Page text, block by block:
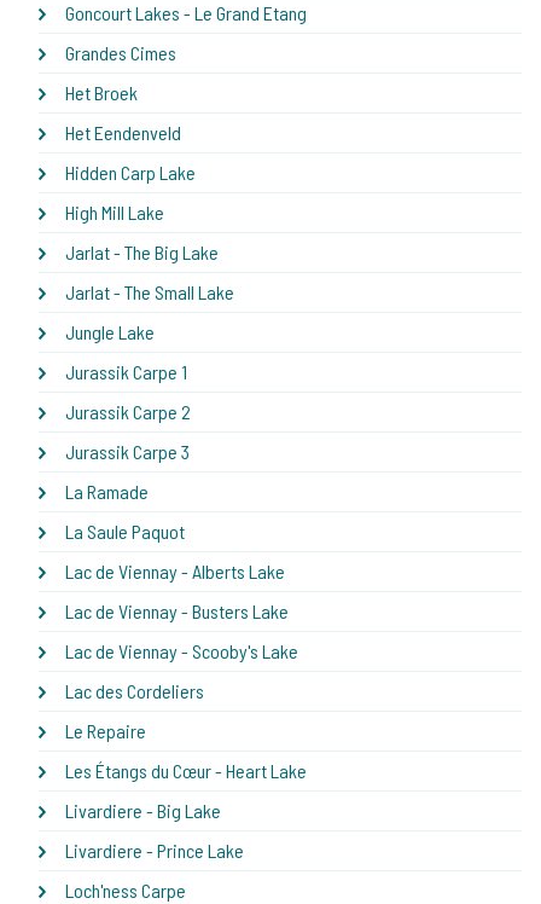
Goncourt Lakes - Le Grand Etang
Grandes Cimes
Het Broek
Het Eendenveld
Hidden Carp Lake
High Mill Lake
Jarlat - The Big Lake
Jarlat - The Small Lake
Jungle Lake
Jurassik Carpe 1
Jurassik Carpe 2
Jurassik Carpe 3
La Ramade
La Saule Paquot
Lac de Viennay - Alberts Lake
Lac de Viennay - Busters Lake
Lac de Viennay - Scooby's Lake
Lac des Cordeliers
Le Repaire
Les Étangs du Cœur - Heart Lake
Livardiere - Big Lake
Livardiere - Prince Lake
Loch'ness Carpe